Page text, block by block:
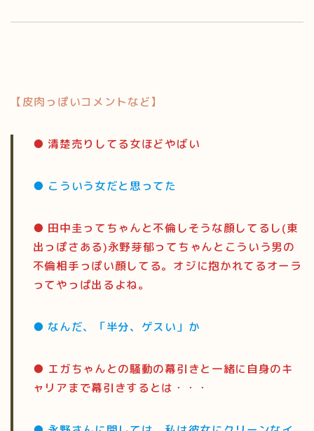
【皮肉っぽいコメントなど】
● 清楚売りしてる女ほどやばい
● こういう女だと思ってた
● 田中圭ってちゃんと不倫しそうな顔してるし(東
出っぽさある)永野芽郁ってちゃんとこういう男の
不倫相手っぽい顔してる。オジに抱かれてるオーラ
ってやっぱ出るよね。
● なんだ、「半分、ゲスい」か
● エガちゃんとの騒動の幕引きと一緒に自身のキ
ャリアまで幕引きするとは・・・